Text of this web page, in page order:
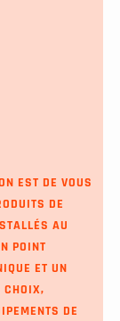
EST DE VOUS
DE
AU
POINT
ET UN
CHOIX,
DE